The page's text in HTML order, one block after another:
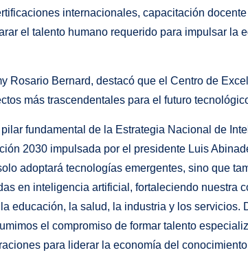
internacionales, capacitación
el talento humano requerido para impulsar la
Rosario Bernard, destacó que el Centro de
más trascendentales para el futuro
fundamental de la Estrategia Nacional de
2030 impulsada por el presidente Luis
adoptará tecnologías emergentes, sino que
en inteligencia artificial, fortaleciendo nuestra
educación, la salud, la industria y los servicios.
el compromiso de formar talento
para liderar la economía del